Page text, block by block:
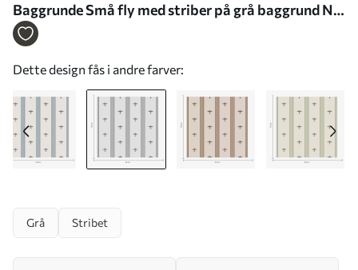
Baggrunde Små fly med striber på grå baggrund Nr.
a01171v1
Dette design fås i andre farver:
Grå Stribet